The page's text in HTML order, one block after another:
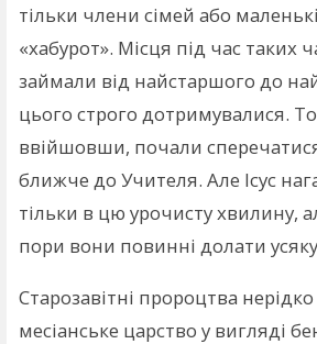
тільки члени сімей або
«хабурот». Місця під час таких
займали від найстаршого до
цього строго дотримувалися.
ввійшовши, почали
ближче до Учителя. Але Ісус
тільки в цю урочисту хвилину,
пори вони повинні долати
Старозавітні пророцтва
месіанське царство у вигляді